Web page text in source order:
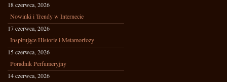
18 czerwca, 2026
Nowinki i Trendy w Internecie
17 czerwca, 2026
Inspirujące Historie i Metamorfozy
15 czerwca, 2026
Poradnik Perfumeryjny
14 czerwca, 2026